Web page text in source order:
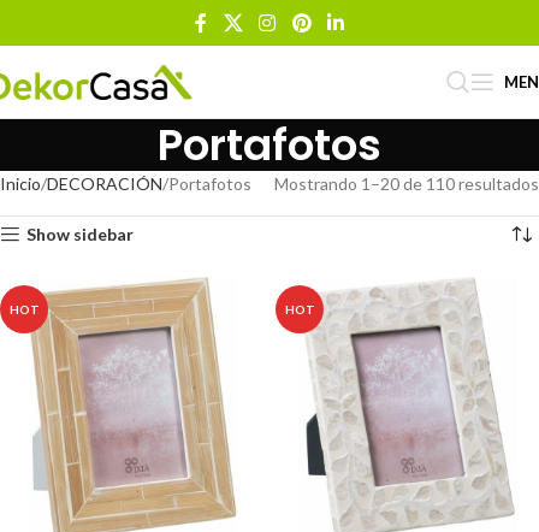
Portafotos
Inicio DECORACIÓN Portafotos Mostrando 1–20 de 110 resultados
Show sidebar
HOT HOT